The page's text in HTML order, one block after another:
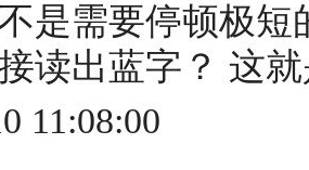
是需要停顿极
读出蓝字？ 这
11:08:00